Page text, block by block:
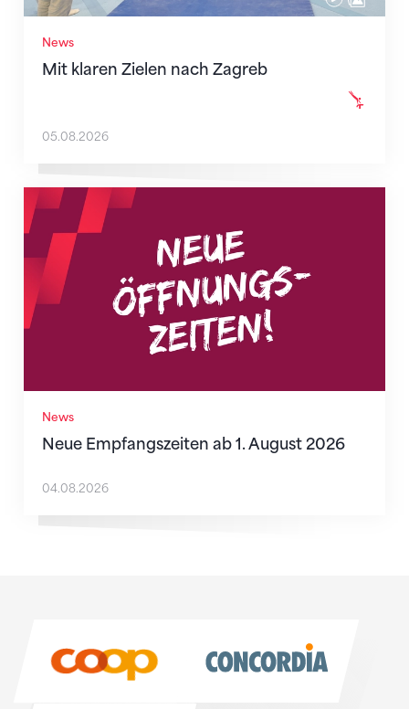
News
Mit klaren Zielen nach Zagreb
05.08.2026
News
Neue Empfangszeiten ab 1. August 2026
Neue Empfangszeiten ab 1. August 2026
04.08.2026